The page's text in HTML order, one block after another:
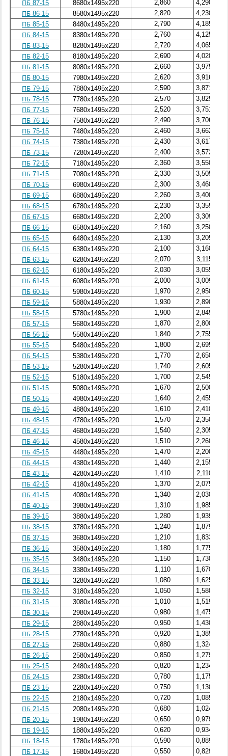
ПБ 87-15 8680х1495х220 2,860
4,290
ПБ 86-15
8580х1495х220 2,820
4,230
ПБ 85-15
8480х1495х220 2,790
4,185
ПБ 84-15
8380х1495х220 2,760
4,125
ПБ 83-15
8280х1495х220 2,720
4,065
ПБ 82-15
8180х1495х220 2,690
4,020
ПБ 81-15
8080х1495х220 2,660
3,975
ПБ 80-15
7980х1495х220 2,620
3,916
ПБ 79-15
7880х1495х220 2,590
3,871
ПБ 78-15
7780х1495х220 2,570
3,825
ПБ 77-15
7680х1495х220 2,520
3,751
ПБ 76-15
7580х1495х220 2,490
3,706
ПБ 75-15
7480х1495х220 2,460
3,662
ПБ 74-15
7380х1495х220 2,430
3,617
ПБ 73-15
7280х1495х220 2,400
3,572
ПБ 72-15
7180х1495х220 2,360
3,550
ПБ 71-15
7080х1495х220 2,330
3,505
ПБ 70-15
6980х1495х220 2,300
3,460
ПБ 69-15
6880х1495х220 2,260
3,400
ПБ 68-15
6780х1495х220 2,230
3,355
ПБ 67-15
6680х1495х220 2,200
3,309
ПБ 66-15
6580х1495х220 2,160
3,250
ПБ 65-15
6480х1495х220 2,130
3,205
ПБ 64-15
6380х1495х220 2,100
3,160
ПБ 63-15
6280х1495х220 2,070
3,115
ПБ 62-15
6180х1495х220 2,030
3,055
ПБ 61-15
6080х1495х220 2,000
3,009
ПБ 60-15
5980х1495х220 1,970
2,950
ПБ 59-15
5880х1495х220 1,930
2,890
ПБ 58-15
5780х1495х220 1,900
2,845
ПБ 57-15
5680х1495х220 1,870
2,800
ПБ 56-15
5580х1495х220 1,840
2,755
ПБ 55-15
5480х1495х220 1,800
2,695
ПБ 54-15
5380х1495х220 1,770
2,650
ПБ 53-15
5280х1495х220 1,740
2,605
ПБ 52-15
5180х1495х220 1,700
2,545
ПБ 51-15
5080х1495х220 1,670
2,500
ПБ 50-15
4980х1495х220 1,640
2,455
ПБ 49-15
4880х1495х220 1,610
2,410
ПБ 48-15
4780х1495х220 1,570
2,350
ПБ 47-15
4680х1495х220 1,540
2,305
ПБ 46-15
4580х1495х220 1,510
2,260
ПБ 45-15
4480х1495х220 1,470
2,200
ПБ 44-15
4380х1495х220 1,440
2,155
ПБ 43-15
4280х1495х220 1,410
2,110
ПБ 42-15
4180х1495х220 1,370
2,075
ПБ 41-15
4080х1495х220 1,340
2,030
ПБ 40-15
3980х1495х220 1,310
1,985
ПБ 39-15
3880х1495х220 1,280
1,939
ПБ 38-15
3780х1495х220 1,240
1,879
ПБ 37-15
3680х1495х220 1,210
1,833
ПБ 36-15
3580х1495х220 1,180
1,775
ПБ 35-15
3480х1495х220 1,150
1,730
ПБ 34-15
3380х1495х220 1,110
1,670
ПБ 33-15
3280х1495х220 1,080
1,625
ПБ 32-15
3180х1495х220 1,050
1,580
ПБ 31-15
3080х1495х220 1,010
1,519
ПБ 30-15
2980х1495х220 0,980
1,475
ПБ 29-15
2880х1495х220 0,950
1,430
ПБ 28-15
2780х1495х220 0,920
1,385
ПБ 27-15
2680х1495х220 0,880
1,324
ПБ 26-15
2580х1495х220 0,850
1,279
ПБ 25-15
2480х1495х220 0,820
1,234
ПБ 24-15
2380х1495х220 0,780
1,175
ПБ 23-15
2280х1495х220 0,750
1,130
ПБ 22-15
2180х1495х220 0,720
1,085
ПБ 21-15
2080х1495х220 0,680
1,024
ПБ 20-15
1980х1495х220 0,650
0,979
ПБ 19-15
1880х1495х220 0,620
0,934
ПБ 18-15
1780х1495х220 0,590
0,889
ПБ 17-15
1680х1495х220 0,550
0,829